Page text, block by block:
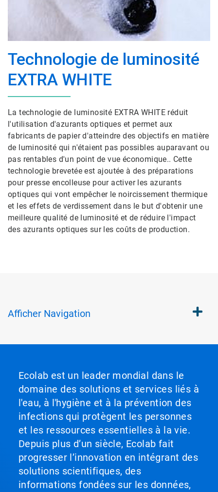
Technologie de luminosité
EXTRA WHITE
La technologie de luminosité EXTRA WHITE réduit
l'utilisation d'azurants optiques et permet aux
fabricants de papier d'atteindre des objectifs en matière
de luminosité qui n'étaient pas possibles auparavant ou
pas rentables d'un point de vue économique.. Cette
technologie brevetée est ajoutée à des préparations
pour presse encolleuse pour activer les azurants
optiques qui vont empêcher le noircissement thermique
et les effets de verdissement dans le but d'obtenir une
meilleure qualité de luminosité et de réduire l'impact
des azurants optiques sur les coûts de production.
Afficher Navigation
Ecolab est un leader mondial dans le
domaine des solutions et services liés à
l'eau, à l'hygiène et à la prévention des
infections qui protègent les personnes
et les ressources essentielles à la vie.
Depuis plus d’un siècle, Ecolab fait
progresser l’innovation en intégrant des
solutions scientifiques, des
informations fondées sur les données,